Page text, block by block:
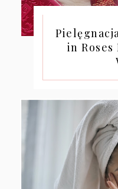
in Roses